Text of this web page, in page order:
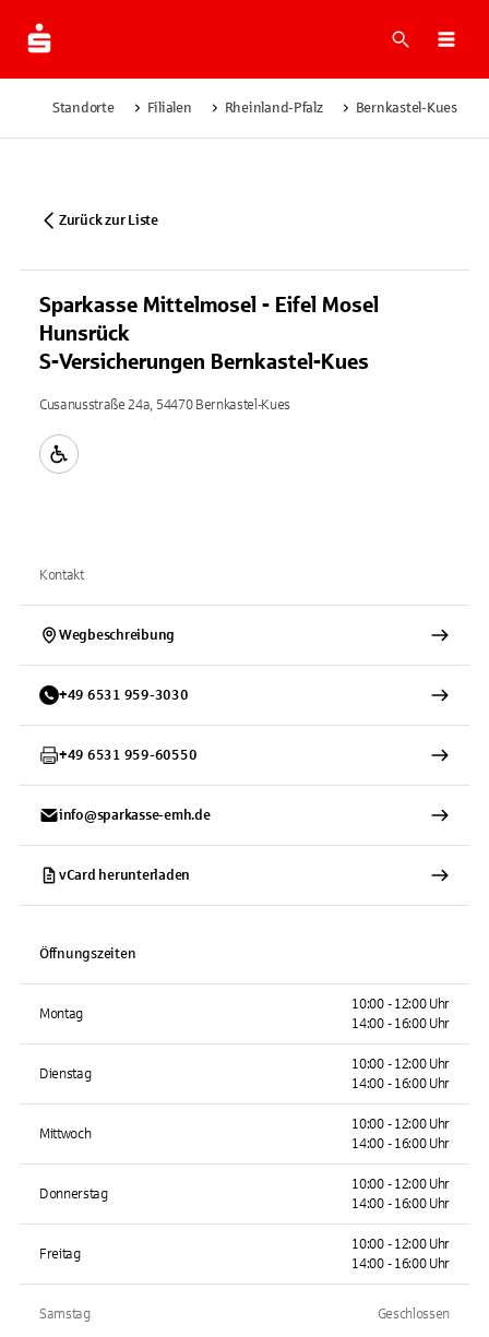
Suche
Standorte Filialen Rheinland-Pfalz Bernkastel-Kues
Zurück zur Liste
Sparkasse Mittelmosel - Eifel Mosel
Hunsrück
S-Versicherungen Bernkastel-Kues
Cusanusstraße 24a, 54470 Bernkastel-Kues
Kontakt
Wegbeschreibung
+49 6531 959-3030
+49 6531 959-60550
info@sparkasse-emh.de
vCard herunterladen
Öffnungszeiten
Montag
10:00 - 12:00 Uhr
14:00 - 16:00 Uhr
Dienstag
10:00 - 12:00 Uhr
14:00 - 16:00 Uhr
Mittwoch
10:00 - 12:00 Uhr
14:00 - 16:00 Uhr
Donnerstag
10:00 - 12:00 Uhr
14:00 - 16:00 Uhr
Freitag
10:00 - 12:00 Uhr
14:00 - 16:00 Uhr
Samstag Geschlossen